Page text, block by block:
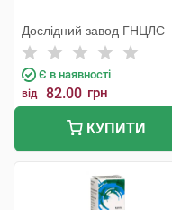
Дослідний завод ГНЦЛС
Є в наявності
від 82.00 грн
КУПИТИ